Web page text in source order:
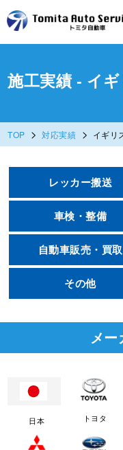
Skip
content
施工実績 - イギ
TOP > 対応実績 > イギリ
レッカー搬送
車検・整備
自動車販売・買取
その他
メー
日本 トヨタ